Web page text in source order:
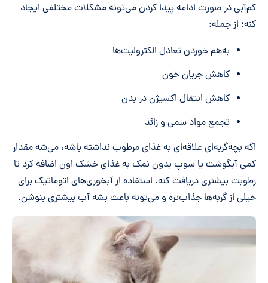
کم‌آبی در صورت ادامه پیدا کردن می‌تونه مشکلات مختلفی ایجاد
کنه؛ از جمله:
به‌هم خوردن تعادل الکترولیت‌ها
کاهش جریان خون
کاهش انتقال اکسیژن در بدن
تجمع مواد سمی و زائد
اگه بچه‌گربه‌ای علاقه‌ای به غذای مرطوب نداشته باشه، می‌شه مقدار
کمی آبگوشت یا سوپ بدون نمک به غذای خشک اون اضافه کرد تا
رطوبت بیشتری دریافت کنه. استفاده از آبخوری‌های اتوماتیک برای
خیلی از گربه‌ها جذاب‌تره و می‌تونه باعث بشه آب بیشتری بنوشن.